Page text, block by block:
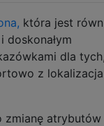
która jest
doskonałym
dla
z
zmianę atrybutów